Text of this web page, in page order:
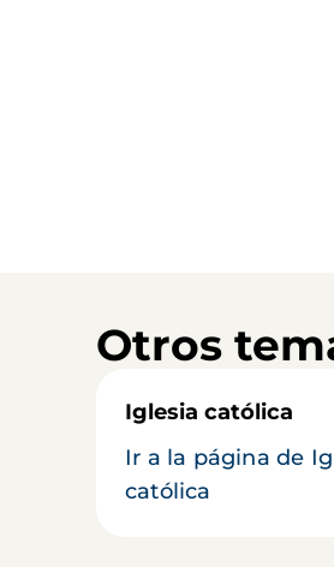
Otros
Iglesia católica
Ir a la página de
católica